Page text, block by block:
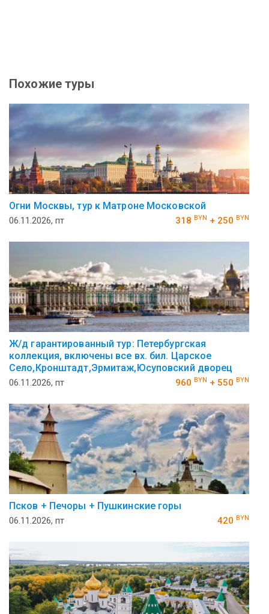
Похожие туры
Огни Москвы, тур к Матроне Московской
06.11.2026, пт 318 BYN + 250 BYN
Ж/д гарантированный тур: Петербургская
коллекция, включены все вх. бил. Царское
Село,Кронштадт,Эрмитаж,Юсуповский дворец
06.11.2026, пт 960 BYN + 550 BYN
Псков + Печоры + Пушкинские горы
06.11.2026, пт 420 BYN